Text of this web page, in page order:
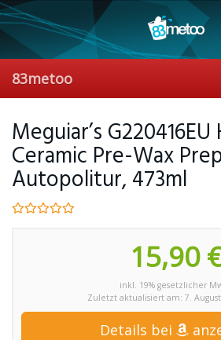
Skip
to
content
83metoo
Meguiar’s
Ceramic Pre-Wax
Autopolitur, 473ml
15,90
inkl. 19% gesetzlicher
Zuletzt aktualisiert am: 7. August
Details bei